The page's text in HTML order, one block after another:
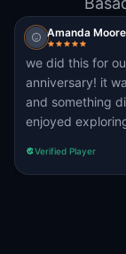
Amanda Moore
we did this for
anniversary! it
and something
enjoyed
Verified Player